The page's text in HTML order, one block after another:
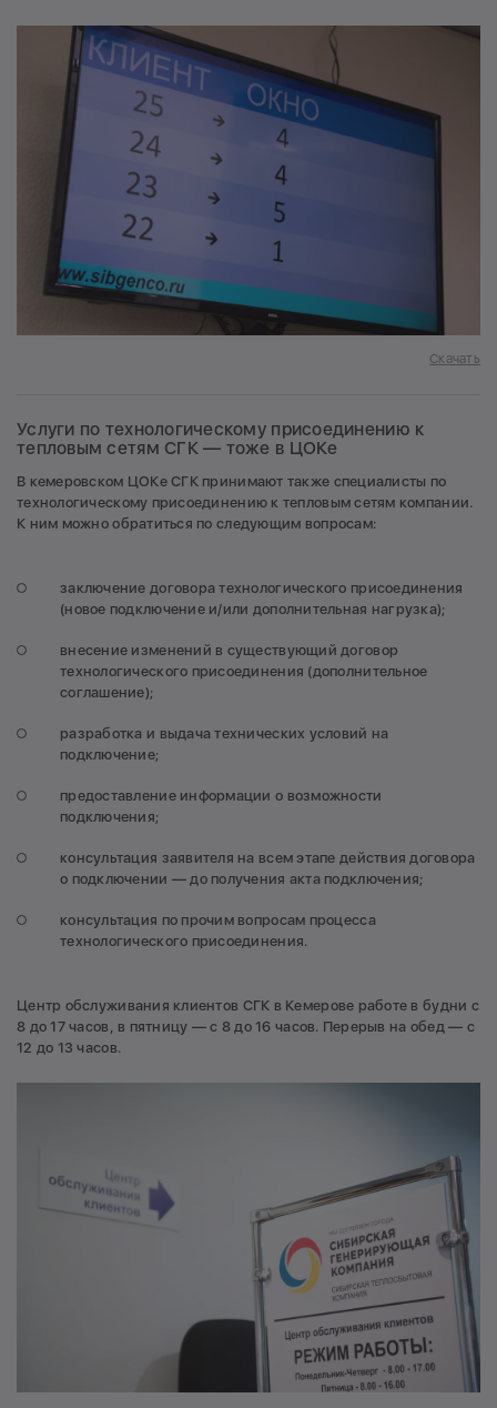
Скачать
Услуги по технологическому присоединению к
тепловым сетям СГК — тоже в ЦОКе
В кемеровском ЦОКе СГК принимают также специалисты по
технологическому присоединению к тепловым сетям компании.
К ним можно обратиться по следующим вопросам:
заключение договора технологического присоединения
(новое подключение и/или дополнительная нагрузка);
внесение изменений в существующий договор
технологического присоединения (дополнительное
соглашение);
разработка и выдача технических условий на
подключение;
предоставление информации о возможности
подключения;
консультация заявителя на всем этапе действия договора
о подключении — до получения акта подключения;
консультация по прочим вопросам процесса
технологического присоединения.
Центр обслуживания клиентов СГК в Кемерове работе в будни с
8 до 17 часов, в пятницу — с 8 до 16 часов. Перерыв на обед — с
12 до 13 часов.